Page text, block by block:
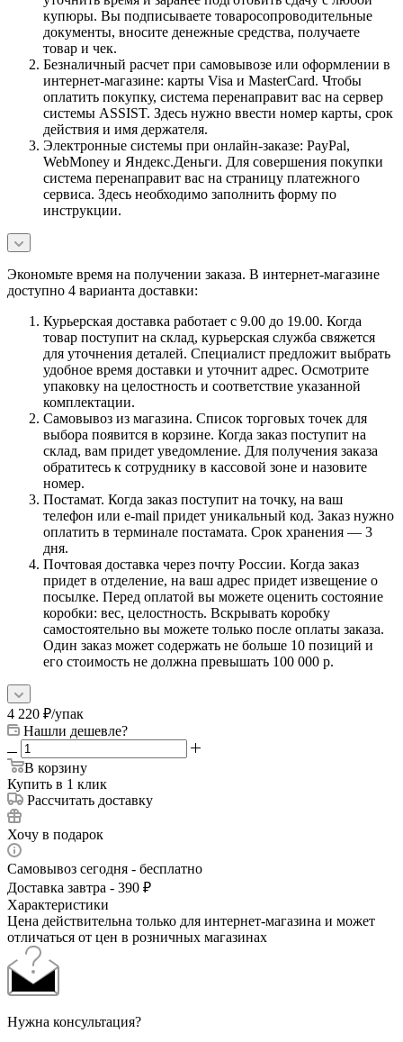
купюры. Вы подписываете товаросопроводительные
документы, вносите денежные средства, получаете
товар и чек.
Безналичный расчет при самовывозе или оформлении в
интернет-магазине: карты Visa и MasterCard. Чтобы
оплатить покупку, система перенаправит вас на сервер
системы ASSIST. Здесь нужно ввести номер карты, срок
действия и имя держателя.
Электронные системы при онлайн-заказе: PayPal,
WebMoney и Яндекс.Деньги. Для совершения покупки
система перенаправит вас на страницу платежного
сервиса. Здесь необходимо заполнить форму по
инструкции.
Экономьте время на получении заказа. В интернет-магазине
доступно 4 варианта доставки:
Курьерская доставка работает с 9.00 до 19.00. Когда
товар поступит на склад, курьерская служба свяжется
для уточнения деталей. Специалист предложит выбрать
удобное время доставки и уточнит адрес. Осмотрите
упаковку на целостность и соответствие указанной
комплектации.
Самовывоз из магазина. Список торговых точек для
выбора появится в корзине. Когда заказ поступит на
склад, вам придет уведомление. Для получения заказа
обратитесь к сотруднику в кассовой зоне и назовите
номер.
Постамат. Когда заказ поступит на точку, на ваш
телефон или e-mail придет уникальный код. Заказ нужно
оплатить в терминале постамата. Срок хранения — 3
дня.
Почтовая доставка через почту России. Когда заказ
придет в отделение, на ваш адрес придет извещение о
посылке. Перед оплатой вы можете оценить состояние
коробки: вес, целостность. Вскрывать коробку
самостоятельно вы можете только после оплаты заказа.
Один заказ может содержать не больше 10 позиций и
его стоимость не должна превышать 100 000 р.
4 220 ₽/упак
Нашли дешевле?
В корзину
Купить в 1 клик
Рассчитать доставку
Хочу в подарок
Самовывоз сегодня - бесплатно
Доставка завтра - 390 ₽
Характеристики
Цена действительна только для интернет-магазина и может
отличаться от цен в розничных магазинах
Нужна консультация?